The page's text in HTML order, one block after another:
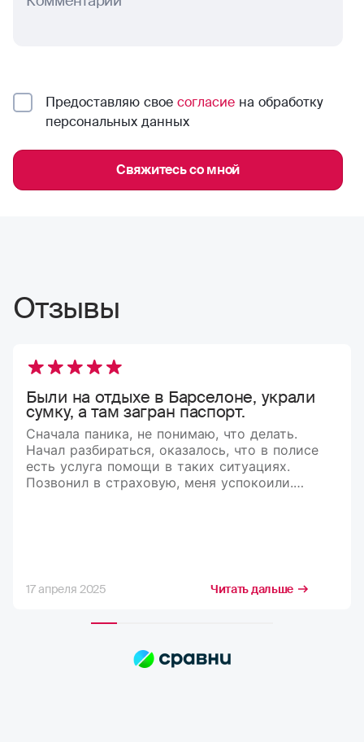
Предоставляю свое согласие на обработку
персональных данных
Свяжитесь со мной
Отзывы
Были на отдыхе в Барселоне, украли
сумку, а там загран паспорт.
Сначала паника, не понимаю, что делать.
Начал разбираться, оказалось, что в полисе
есть услуга помощи в таких ситуациях.
Позвонил в страховую, меня успокоили.
17 апреля 2025 Читать дальше